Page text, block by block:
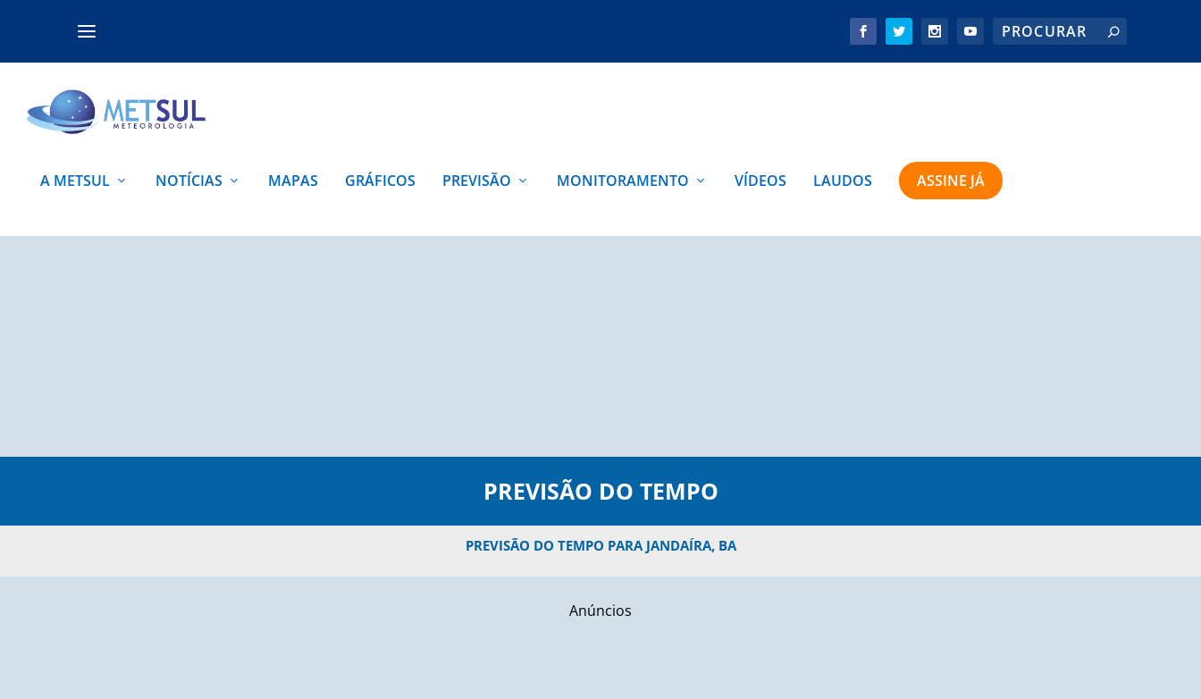
A METSUL NOTÍCIAS MAPAS GRÁFICOS PREVISÃO MONITORAMENTO VÍDEOS LAUDOS ASSINE JÁ
PREVISÃO DO TEMPO
PREVISÃO DO TEMPO PARA JANDAÍRA, BA
Anúncios